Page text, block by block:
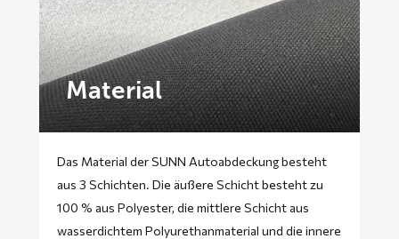
Material
Das Material der SUNN Autoabdeckung besteht
aus 3 Schichten. Die äußere Schicht besteht zu
100 % aus Polyester, die mittlere Schicht aus
wasserdichtem Polyurethanmaterial und die innere